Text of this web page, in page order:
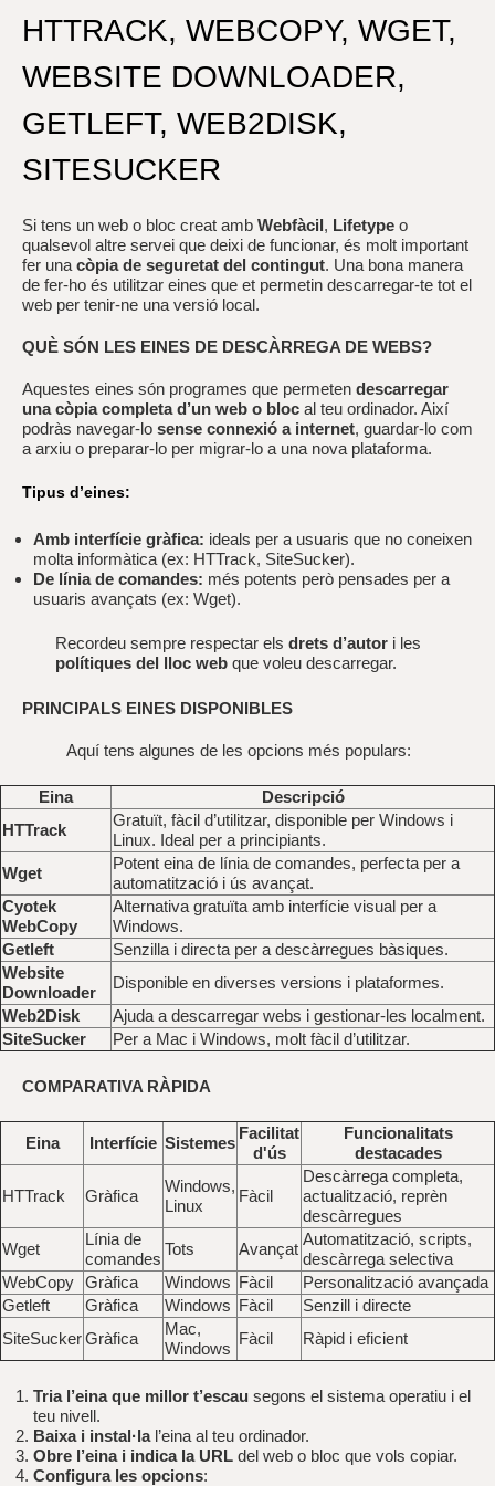
a
u
e
HTTRACK, WEBCOPY, WGET,
WEBSITE DOWNLOADER,
GETLEFT, WEB2DISK,
SITESUCKER
Si tens un web o bloc creat amb Webfàcil, Lifetype o
qualsevol altre servei que deixi de funcionar, és molt important
fer una còpia de seguretat del contingut. Una bona manera
de fer-ho és utilitzar eines que et permetin descarregar-te tot el
web per tenir-ne una versió local.
QUÈ SÓN LES EINES DE DESCÀRREGA DE WEBS?
Aquestes eines són programes que permeten descarregar
una còpia completa d’un web o bloc al teu ordinador. Així
podràs navegar-lo sense connexió a internet, guardar-lo com
a arxiu o preparar-lo per migrar-lo a una nova plataforma.
Tipus d’eines:
Amb interfície gràfica: ideals per a usuaris que no coneixen
molta informàtica (ex: HTTrack, SiteSucker).
De línia de comandes: més potents però pensades per a
usuaris avançats (ex: Wget).
Recordeu sempre respectar els drets d’autor i les
polítiques del lloc web que voleu descarregar.
PRINCIPALS EINES DISPONIBLES
Aquí tens algunes de les opcions més populars:
Eina
Descripció
HTTrack
Gratuït, fàcil d’utilitzar, disponible per Windows i
Linux. Ideal per a principiants.
Wget
Potent eina de línia de comandes, perfecta per a
automatització i ús avançat.
Cyotek
WebCopy
Alternativa gratuïta amb interfície visual per a
Windows.
Getleft
Senzilla i directa per a descàrregues bàsiques.
Website
Downloader
Disponible en diverses versions i plataformes.
Web2Disk
Ajuda a descarregar webs i gestionar-les localment.
SiteSucker
Per a Mac i Windows, molt fàcil d’utilitzar.
COMPARATIVA RÀPIDA
Eina Interfície Sistemes
Facilitat
d'ús
Funcionalitats
destacades
HTTrack Gràfica
Windows,
Linux
Fàcil
Descàrrega completa,
actualització, reprèn
descàrregues
Wget
Línia de
comandes
Tots Avançat
Automatització, scripts,
descàrrega selectiva
WebCopy Gràfica Windows Fàcil
Personalització avançada
Getleft
Gràfica Windows Fàcil
Senzill i directe
SiteSuckerGràfica
Mac,
Windows
Fàcil Ràpid i eficient
Tria l’eina que millor t’escau segons el sistema operatiu i el
teu nivell.
Baixa i instal·lal’eina al teu ordinador.
Obre l’eina i indica la URL del web o bloc que vols copiar.
Configura les opcions: